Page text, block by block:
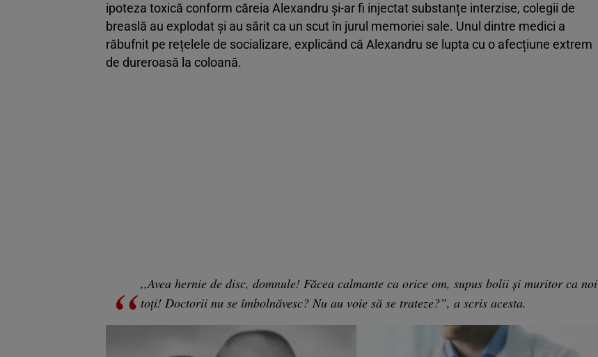
ipoteza toxică conform căreia Alexandru și-ar fi injectat substanțe interzise, colegii de
breaslă au explodat și au sărit ca un scut în jurul memoriei sale. Unul dintre medici a
răbufnit pe rețelele de socializare, explicând că Alexandru se lupta cu o afecțiune extrem
de dureroasă la coloană.
,,Avea hernie de disc, domnule! Făcea calmante ca orice om, supus bolii și muritor ca noi
toți! Doctorii nu se îmbolnăvesc? Nu au voie să se trateze?”, a scris acesta.